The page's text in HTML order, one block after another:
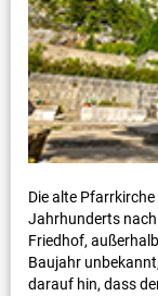
Die alte
Jahrhunderts
Friedhof,
Baujahr
darauf hin, dass